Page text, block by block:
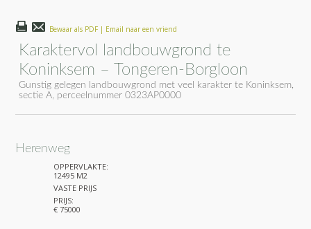
Bewaar als PDF | Email naar een vriend
Karaktervol landbouwgrond te
Koninksem – Tongeren-Borgloon
Gunstig gelegen landbouwgrond met veel karakter te Koninksem,
sectie A, perceelnummer 0323AP0000
Herenweg
OPPERVLAKTE:
12495 M2
VASTE PRIJS
PRIJS:
€ 75000